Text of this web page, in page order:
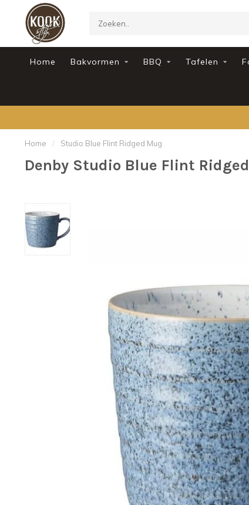
Home Bakvormen BBQ Tafelen
Home / Studio Blue Flint Ridged Mug
Denby Studio Blue Flint